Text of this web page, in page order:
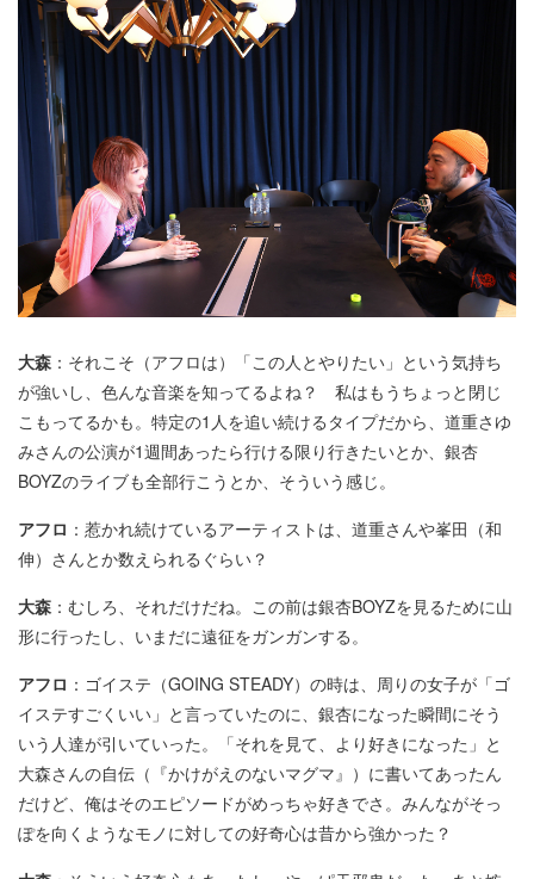
大森 ：それこそ（アフロは）「この人とやりたい」という気持ち
が強いし、色んな音楽を知ってるよね？ 私はもうちょっと閉じ
こもってるかも。特定の1人を追い続けるタイプだから、道重さゆ
みさんの公演が1週間あったら行ける限り行きたいとか、銀杏
BOYZのライブも全部行こうとか、そういう感じ。
アフロ ：惹かれ続けているアーティストは、道重さんや峯田（和
伸）さんとか数えられるぐらい？
大森 ：むしろ、それだけだね。この前は銀杏BOYZを見るために山
形に行ったし、いまだに遠征をガンガンする。
アフロ ：ゴイステ（GOING STEADY）の時は、周りの女子が「ゴ
イステすごくいい」と言っていたのに、銀杏になった瞬間にそう
いう人達が引いていった。「それを見て、より好きになった」と
大森さんの自伝（『かけがえのないマグマ』）に書いてあったん
だけど、俺はそのエピソードがめっちゃ好きでさ。みんながそっ
ぽを向くようなモノに対しての好奇心は昔から強かった？